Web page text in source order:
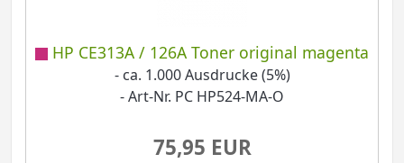
HP CE313A / 126A Toner original magenta
- ca. 1.000 Ausdrucke (5%)
- Art-Nr. PC HP524-MA-O
75,95 EUR